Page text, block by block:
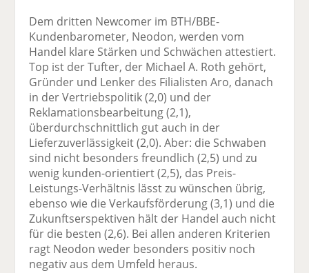
Dem dritten Newcomer im BTH/BBE-
Kundenbarometer, Neodon, werden vom
Handel klare Stärken und Schwächen attestiert.
Top ist der Tufter, der Michael A. Roth gehört,
Gründer und Lenker des Filialisten Aro, danach
in der Vertriebspolitik (2,0) und der
Reklamationsbearbeitung (2,1),
überdurchschnittlich gut auch in der
Lieferzuverlässigkeit (2,0). Aber: die Schwaben
sind nicht besonders freundlich (2,5) und zu
wenig kunden-orientiert (2,5), das Preis-
Leistungs-Verhältnis lässt zu wünschen übrig,
ebenso wie die Verkaufsförderung (3,1) und die
Zukunftserspektiven hält der Handel auch nicht
für die besten (2,6). Bei allen anderen Kriterien
ragt Neodon weder besonders positiv noch
negativ aus dem Umfeld heraus.